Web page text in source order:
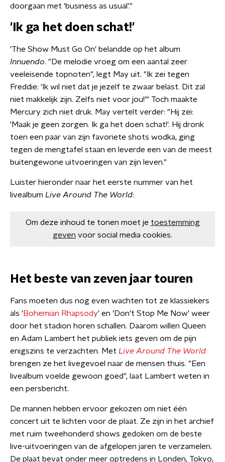
doorgaan met ‘business as usual’."
'Ik ga het doen schat!'
'The Show Must Go On' belandde op het album
Innuendo. "De melodie vroeg om een aantal zeer
veeleisende topnoten", legt May uit. "Ik zei tegen
Freddie: 'Ik wil niet dat je jezelf te zwaar belast. Dit zal
niet makkelijk zijn. Zelfs niet voor jou!'" Toch maakte
Mercury zich niet druk. May vertelt verder: "Hij zei:
'Maak je geen zorgen. Ik ga het doen schat!'. Hij dronk
toen een paar van zijn favoriete shots wodka, ging
tegen de mengtafel staan en leverde een van de meest
buitengewone uitvoeringen van zijn leven."
Luister hieronder naar het eerste nummer van het
livealbum Live Around The World:
Om deze inhoud te tonen moet je toestemming
geven voor social media cookies.
Het beste van zeven jaar touren
Fans moeten dus nog even wachten tot ze klassiekers
als 'Bohemian Rhapsody' en 'Don't Stop Me Now' weer
door het stadion horen schallen. Daarom willen Queen
en Adam Lambert het publiek iets geven om de pijn
enigszins te verzachten. Met Live Around The World
brengen ze het livegevoel naar de mensen thuis. "Een
livealbum voelde gewoon goed", laat Lambert weten in
een persbericht.
De mannen hebben ervoor gekozen om niet één
concert uit te lichten voor de plaat. Ze zijn in het archief
met ruim tweehonderd shows gedoken om de beste
live-uitvoeringen van de afgelopen jaren te verzamelen.
De plaat bevat onder meer optredens in Londen, Tokyo,